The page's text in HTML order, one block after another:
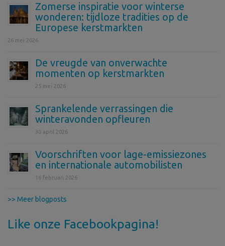
Zomerse inspiratie voor winterse
wonderen: tijdloze tradities op de
Europese kerstmarkten
26 mei 2026
De vreugde van onverwachte
momenten op kerstmarkten
25 mei 2026
Sprankelende verrassingen die
winteravonden opfleuren
30 april 2026
Voorschriften voor lage-emissiezones
en internationale automobilisten
16 februari 2026
>> Meer blogposts
Like onze Facebookpagina!